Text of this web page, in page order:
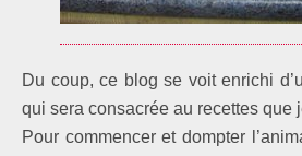
Du coup, ce blog se voit enrichi
qui sera consacrée au recettes que
Pour commencer et dompter